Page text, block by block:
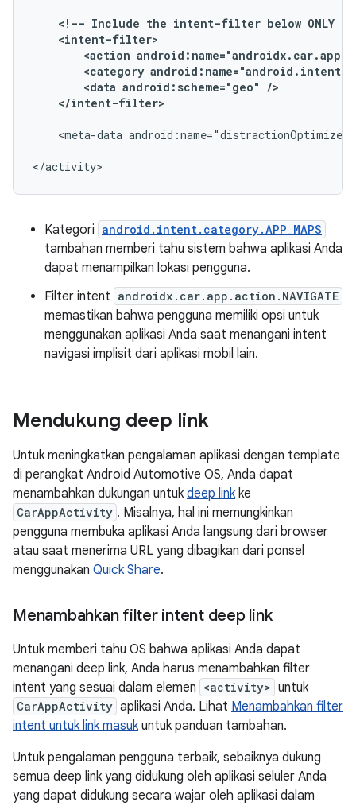
<!-- Include the intent-filter below ONLY
<action
<category
<data android:scheme="geo"
</intent-filter>
<meta-data android:name="distractionOptimized"
</activity>
Kategori android.intent.category.APP_MAPS
tambahan memberi tahu sistem bahwa aplikasi Anda
dapat menampilkan lokasi pengguna.
Filter intent androidx.car.app.action.NAVIGATE
memastikan bahwa pengguna memiliki opsi untuk
menggunakan aplikasi Anda saat menangani intent
navigasi implisit dari aplikasi mobil lain.
Mendukung deep link
Untuk meningkatkan pengalaman aplikasi dengan template
di perangkat Android Automotive OS, Anda dapat
menambahkan dukungan untuk deep linkke
CarAppActivity . Misalnya, hal ini memungkinkan
pengguna membuka aplikasi Anda langsung dari browser
atau saat menerima URL yang dibagikan dari ponsel
menggunakan Quick Share.
Menambahkan filter intent deep link
Untuk memberi tahu OS bahwa aplikasi Anda dapat
menangani deep link, Anda harus menambahkan filter
intent yang sesuai dalam elemen <activity> untuk
CarAppActivity aplikasi Anda. Lihat Menambahkan filter
intent untuk link masukuntuk panduan tambahan.
Untuk pengalaman pengguna terbaik, sebaiknya dukung
semua deep link yang didukung oleh aplikasi seluler Anda
yang dapat didukung secara wajar oleh aplikasi dalam